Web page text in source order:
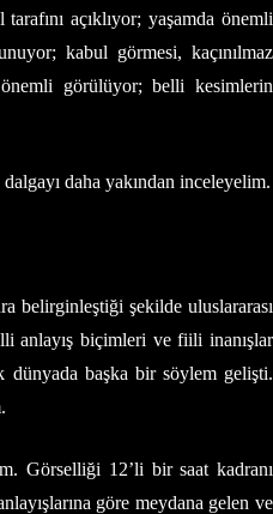
tarafını açıklıyor; yaşamda önemli
kabul görmesi, kaçınılmaz
görülüyor; belli kesimlerin
daha yakından inceleyelim.
belirginleştiği şekilde uluslararası
anlayış biçimleri ve fiili inanışlar
dünyada başka bir söylem gelişti.
Görselliği 12’li bir saat kadranı
göre meydana gelen ve